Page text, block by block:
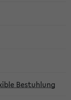
Bestuhlung